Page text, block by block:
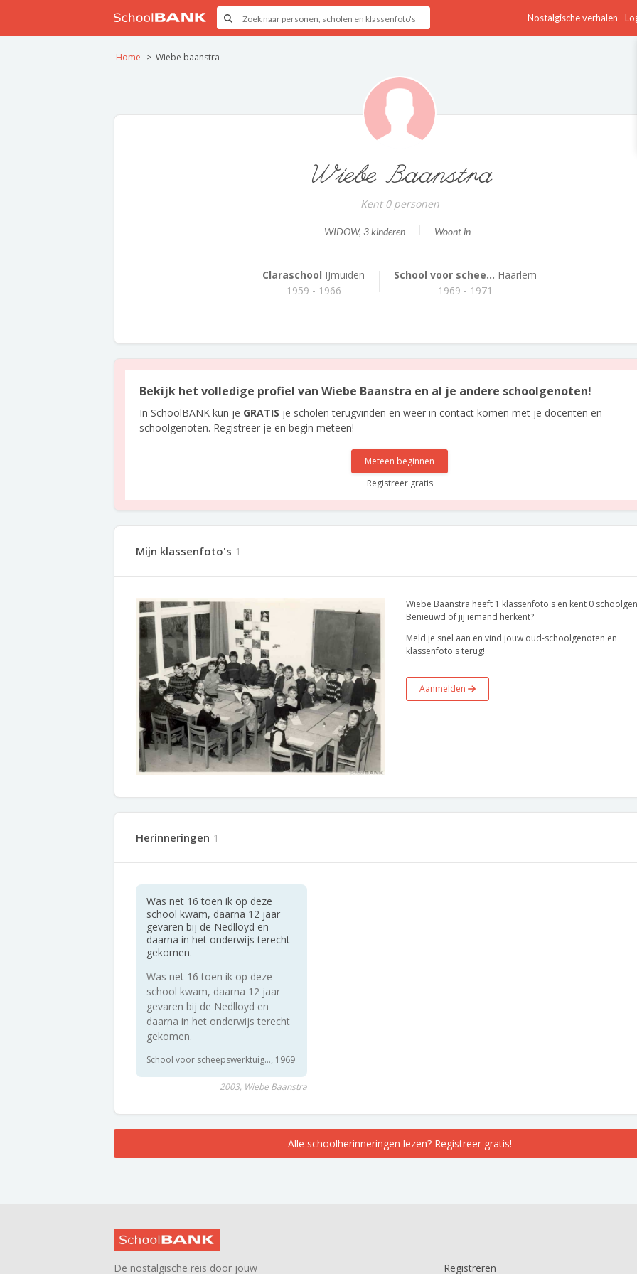
Nostalgische verhalen
Home Wiebe baanstra
Wiebe Baanstra
Kent 0 personen
WIDOW, 3 kinderen Woont in -
Claraschool IJmuiden
1959 - 1966
School voor schee... Haarlem
1969 - 1971
Bekijk het volledige profiel van Wiebe Baanstra en al je andere schoolgenoten!
In SchoolBANK kun je GRATIS je scholen terugvinden en weer in contact komen met je docenten en
schoolgenoten. Registreer je en begin meteen!
Meteen beginnen
Registreer gratis
Mijn klassenfoto's 1
Wiebe Baanstra heeft 1 klassenfoto's en kent 0
Benieuwd of jij iemand herkent?
Meld je snel aan en vind jouw oud-schoolgenoten en
klassenfoto's terug!
Aanmelden
Herinneringen 1
Was net 16 toen ik op deze
school kwam, daarna 12 jaar
gevaren bij de Nedlloyd en
daarna in het onderwijs terecht
gekomen.
Was net 16 toen ik op deze
school kwam, daarna 12 jaar
gevaren bij de Nedlloyd en
daarna in het onderwijs terecht
gekomen.
School voor scheepswerktuig..., 1969
2003, Wiebe Baanstra
Alle schoolherinneringen lezen? Registreer gratis!
De nostalgische reis door jouw Registreren